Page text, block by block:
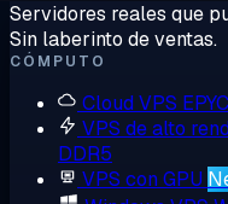
Servidores reales que
Sin laberinto de ventas.
CÓMPUTO
Cloud VPS
VPS de alto
DDR5
VPS con GPU